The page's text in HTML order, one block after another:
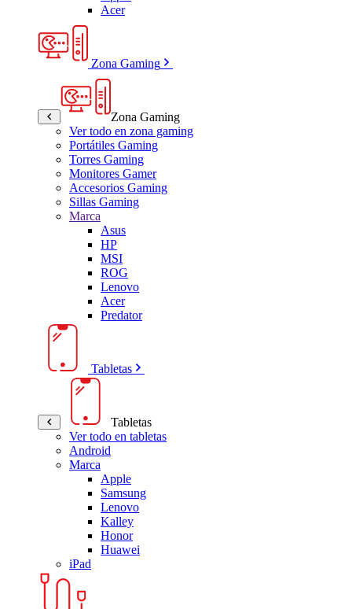
Acer
Zona Gaming
Zona Gaming
Ver todo en zona gaming
Portátiles Gaming
Torres Gaming
Monitores Gamer
Accesorios Gaming
Sillas Gaming
Marca
Asus
HP
MSI
ROG
Lenovo
Acer
Predator
Tabletas
Tabletas
Ver todo en tabletas
Android
Marca
Apple
Samsung
Lenovo
Kalley
Honor
Huawei
iPad